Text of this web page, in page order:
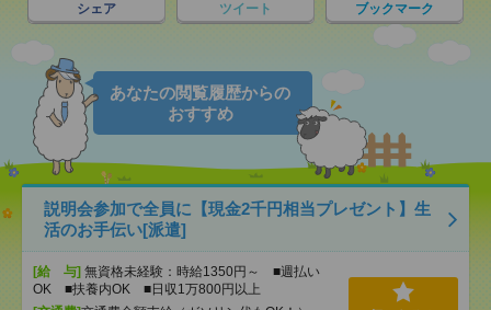
シェア ツイート ブックマーク
あなたの閲覧履歴からの
おすすめ
説明会参加で全員に【現金2千円相当プレゼント】生
活のお手伝い[派遣]
[給 与] 無資格未経験：時給1350円～ ■週払い
OK ■扶養内OK ■日収1万800円以上